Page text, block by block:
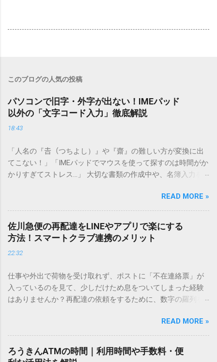
このブログの人気の投稿
パソコンで旧字・外字が出ない！IMEパッド
以外の「文字コード入力」徹底解説
18:43
「人名の『𠮷（つちよし）』や『齋』の難しい方が変換に出
てこない！」「IMEパッドでマウスを使って探すのは時間がか
かりすぎてストレス…」 大切な書類の作成中や、名簿入力を
てしまいますよね。多くの人が「IMEパッド（手書き入力）」
を使いますが、実はマウスで一画ずつ書くのは非効率です
し、似た漢字が多すぎて結局見つからないことも少なくあり
ません。 そこで今回は、IMEパッドを使わずに、特定のコー
ドを打ち込むだけで一瞬で旧字や外字、特殊記号を呼び出す
「文字コード入力」のテクニックを詳しく解説します。 この
必要はありません。 1. なぜ「変換」しても旧字・外字が出て
こないのか？ そもそも、なぜ普通の変換で出てこない漢字が
あるのでしょうか。その理由は、パソコンが文字を認識する
は、JIS規格（日本産業規格）によって「第1水準」「第2水
準」といった形で整理されています。しかし、人名や地名に
使われる非常に古い漢字（旧字）や、特定の組織だけで作ら
READ MORE »
佐川急便の再配達をLINEやアプリで楽にする
方法！スマートクラブ連携のメリット
22:32
仕事や外出で荷物を受け取れず、ポストに「不在連絡票」が
入っているのを見て、少しだけため息をついてしまった経験
はありませんか？再配達の依頼をするために、数字の羅列を
ことに申し訳なさを感じたりすることもあるかもしれませ
ん。 「もっとスムーズに、自分のタイミングで受け取りた
い」 「わざわざ電話をかけずに、スマホ一つで完結させた
い」 そんな願いを叶えてくれるのが、佐川急便の会員制サー
READ MORE »
ろうきんATMの時間｜利用時間や手数料・便